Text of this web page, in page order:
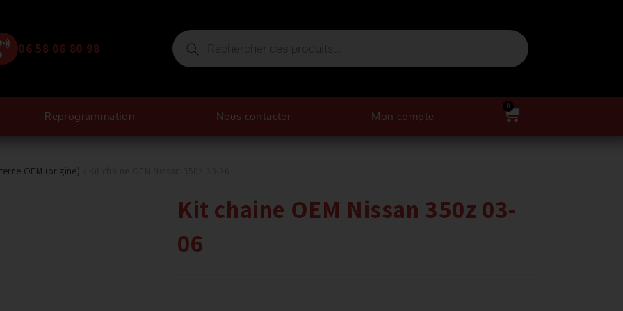
06 58 06 80 98
Reprogrammation Nous contacter Mon compte
0
OEM (origine)
Kit chaine OEM Nissan 350z 03-
06